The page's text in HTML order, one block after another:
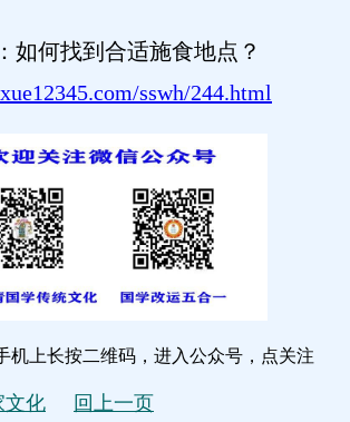
如何找到合适施食地点？
sswh/244.html
机上长按二维码，进入公众号，点关注
文化 回上一页